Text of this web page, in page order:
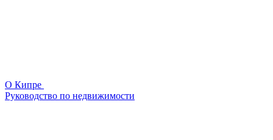
О Кипре
Руководство по недвижимости